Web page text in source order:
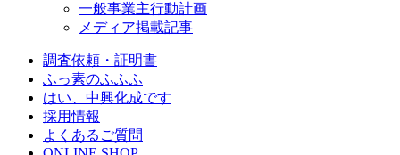
一般事業主行動計画
メディア掲載記事
調査依頼・証明書
ふっ素のふふふ
はい、中興化成です
採用情報
よくあるご質問